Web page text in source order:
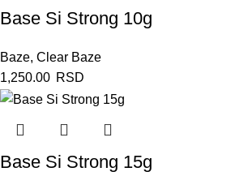
Base Si Strong 10g
Baze, Clear Baze
1,250.00 RSD
Base Si Strong 15g